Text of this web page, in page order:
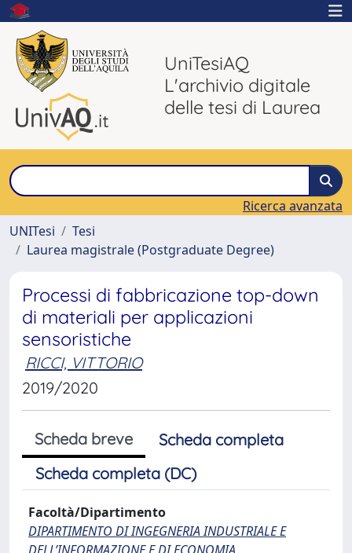
UniTesiAQ
L'archivio digitale
delle tesi di Laurea
Ricerca avanzata
UNITesi
Tesi
Laurea magistrale (Postgraduate Degree)
Processi di fabbricazione top-down
di materiali per applicazioni
sensoristiche
RICCI, VITTORIO
2019/2020
Scheda breve
Scheda completa
Scheda completa (DC)
Facoltà/Dipartimento
DIPARTIMENTO DI INGEGNERIA INDUSTRIALE E